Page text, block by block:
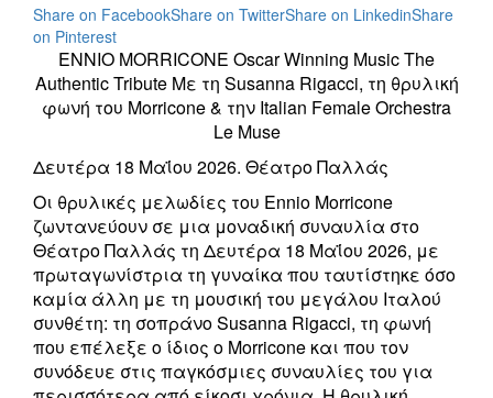
Share on FacebookShare on TwitterShare on LinkedinShare
on Pinterest
ENNIO MORRICONE Oscar Winning Music The
Authentic Tribute Με τη Susanna Rigacci, τη θρυλική
φωνή του Morricone & την Italian Female Orchestra
Le Muse
Δευτέρα 18 Μαΐου 2026. Θέατρο Παλλάς
Οι θρυλικές μελωδίες του Ennio Morricone
ζωντανεύουν σε μια μοναδική συναυλία στο
Θέατρο Παλλάς τη Δευτέρα 18 Μαΐου 2026, με
πρωταγωνίστρια τη γυναίκα που ταυτίστηκε όσο
καμία άλλη με τη μουσική του μεγάλου Ιταλού
συνθέτη: τη σοπράνο Susanna Rigacci, τη φωνή
που επέλεξε ο ίδιος ο Morricone και που τον
συνόδευε στις παγκόσμιες συναυλίες του για